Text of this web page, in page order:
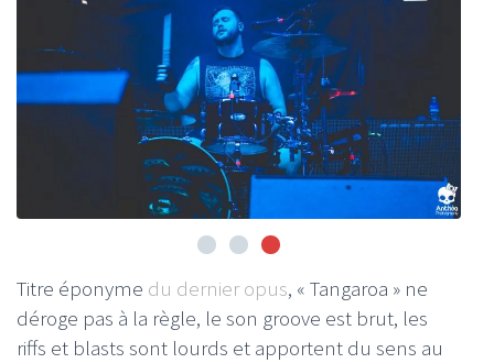
Titre éponyme du dernier opus, « Tangaroa » ne
déroge pas à la règle, le son groove est brut, les
riffs et blasts sont lourds et apportent du sens au